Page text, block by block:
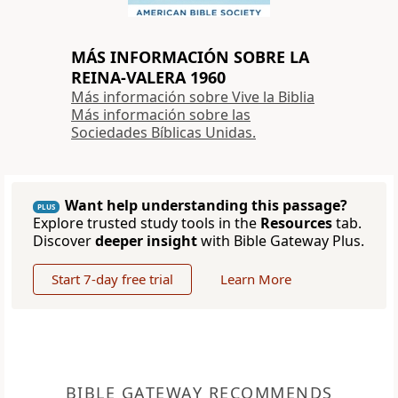
MÁS INFORMACIÓN SOBRE LA
REINA-VALERA 1960
Más información sobre Vive la Biblia
Más información sobre las
Sociedades Bíblicas Unidas.
PLUS
Want help understanding this passage?
Explore trusted study tools in the Resourcestab.
Discoverdeeper insightwith Bible Gateway Plus.
Start 7-day free trial Learn More
BIBLE GATEWAY RECOMMENDS